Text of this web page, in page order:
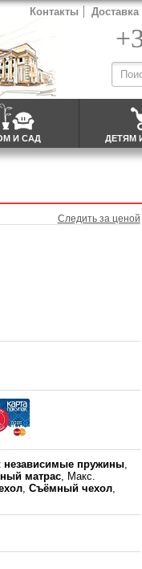
И САД ДЕТЯМ
Контакты Доставка
Следить за ценой
независимые пружины,
матрас, Макс.
,Съёмный чехол,